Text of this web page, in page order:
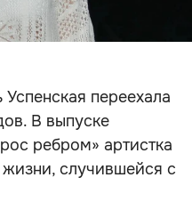
переехала
В выпуске
ребром» артистка
случившейся с